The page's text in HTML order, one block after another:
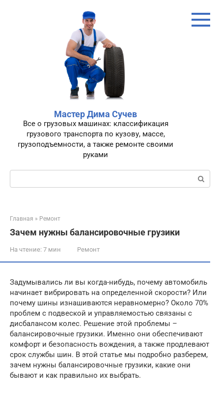
Мастер Дима Сучев
Все о грузовых машинах: классификация
грузового транспорта по кузову, массе,
грузоподъемности, а также ремонте своими
руками
Поиск:
Главная » Ремонт
Зачем нужны балансировочные грузики
На чтение: 7 мин Ремонт
Задумывались ли вы когда-нибудь, почему автомобиль
начинает вибрировать на определенной скорости? Или
почему шины изнашиваются неравномерно? Около 70%
проблем с подвеской и управляемостью связаны с
дисбалансом колес. Решение этой проблемы –
балансировочные грузики. Именно они обеспечивают
комфорт и безопасность вождения, а также продлевают
срок службы шин. В этой статье мы подробно разберем,
зачем нужны балансировочные грузики, какие они
бывают и как правильно их выбрать.